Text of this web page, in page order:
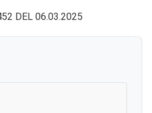
DEL 06.03.2025